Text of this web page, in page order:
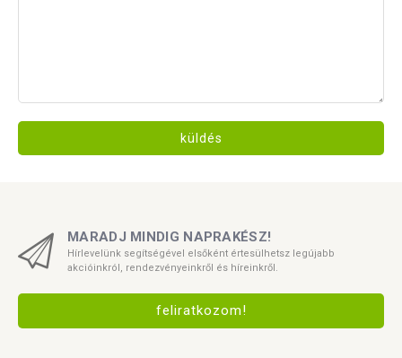
küldés
MARADJ MINDIG NAPRAKÉSZ!
Hírlevelünk segítségével elsőként értesülhetsz legújabb
akcióinkról, rendezvényeinkről és híreinkről.
feliratkozom!